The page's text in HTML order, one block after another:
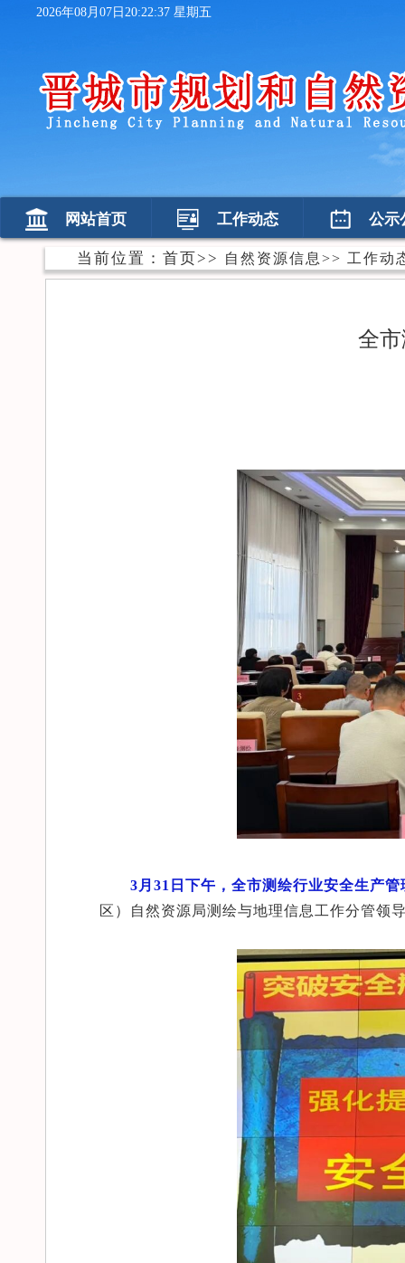
2026年08月07日20:22:38 星期五
网站首页 工作动态 公示
当前位置： 首页>> 自然资源信息 >> 工作动
全
3月31日下午，全市测绘行业安全生产
区）自然资源局测绘与地理信息工作分管领